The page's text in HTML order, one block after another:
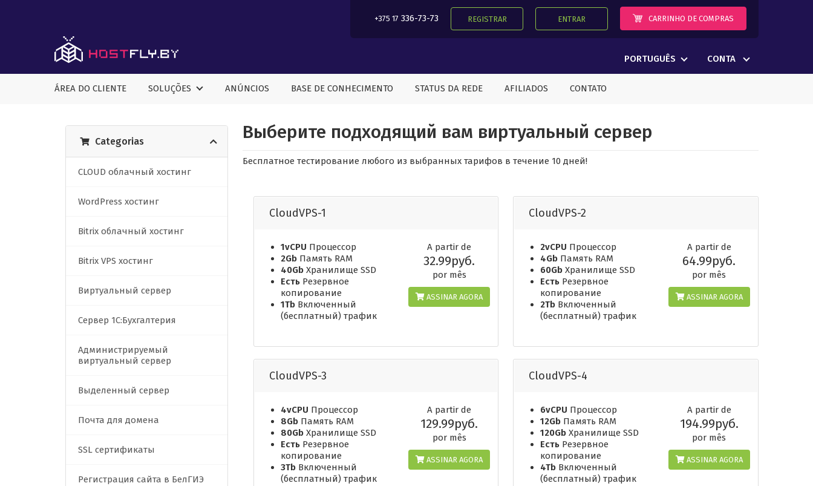
+375 17 336-73-73 REGISTRAR ENTRAR CARRINHO DE COMPRAS
PORTUGUÊS CONTA
ÁREA DO CLIENTE SOLUÇÕES ANÚNCIOS BASE DE CONHECIMENTO STATUS DA REDE AFILIADOS CONTATO
Выберите подходящий вам виртуальный сервер
Бесплатное тестирование любого из выбранных тарифов в течение 10 дней!
Categorias
CLOUD облачный хостинг
WordPress хостинг
Bitrix облачный хостинг
Bitrix VPS хостинг
Виртуальный сервер
Сервер 1C:Бухгалтерия
Администрируемый
виртуальный сервер
Выделенный сервер
Почта для домена
SSL сертификаты
Регистрация сайта в БелГИЭ
CloudVPS-1
1vCPU Процессор
2GbПамять RAM
40GbХранилище SSD
ЕстьРезервное
копирование
1TbВключенный
(бесплатный) трафик
A partir de
32.99руб.
por mês
ASSINAR AGORA
CloudVPS-2
2vCPU Процессор
4Gb Память RAM
60Gb Хранилище SSD
Есть Резервное
копирование
2Tb Включенный
(бесплатный) трафик
A partir de
64.99руб.
por mês
ASSINAR AGORA
CloudVPS-3
4vCPU Процессор
8GbПамять RAM
80GbХранилище SSD
ЕстьРезервное
копирование
3TbВключенный
(бесплатный) трафик
A partir de
129.99руб.
por mês
ASSINAR AGORA
CloudVPS-4
6vCPU Процессор
12Gb Память RAM
120Gb Хранилище SSD
Есть Резервное
копирование
4Tb Включенный
(бесплатный) трафик
A partir de
194.99руб.
por mês
ASSINAR AGORA